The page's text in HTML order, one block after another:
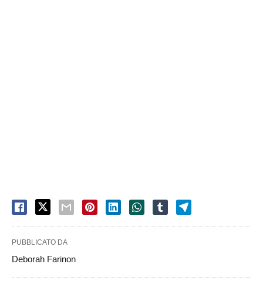
PUBBLICATO DA
Deborah Farinon